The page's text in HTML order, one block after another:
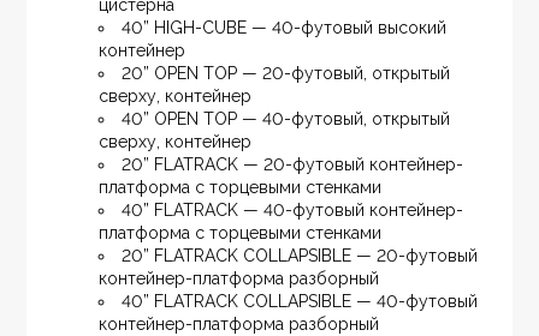
цистерна
40” HIGH-CUBE — 40-футовый высокий
контейнер
20” OPEN TOP — 20-футовый, открытый
сверху, контейнер
40” OPEN TOP — 40-футовый, открытый
сверху, контейнер
20” FLATRACK — 20-футовый контейнер-
платформа с торцевыми стенками
40” FLATRACK — 40-футовый контейнер-
платформа с торцевыми стенками
20” FLATRACK COLLAPSIBLE — 20-футовый
контейнер-платформа разборный
40” FLATRACK COLLAPSIBLE — 40-футовый
контейнер-платформа разборный